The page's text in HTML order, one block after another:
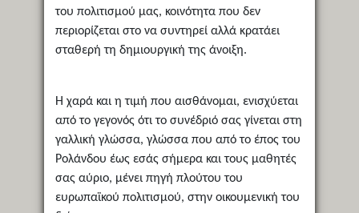
του πολιτισμού μας, κοινότητα που δεν
περιορίζεται στο να συντηρεί αλλά κρατάει
σταθερή τη δημιουργική της άνοιξη.
Η χαρά και η τιμή που αισθάνομαι, ενισχύεται
από το γεγονός ότι το συνέδριό σας γίνεται στη
γαλλική γλώσσα, γλώσσα που από το έπος του
Ρολάνδου έως εσάς σήμερα και τους μαθητές
σας αύριο, μένει πηγή πλούτου του
ευρωπαϊκού πολιτισμού, στην οικουμενική του